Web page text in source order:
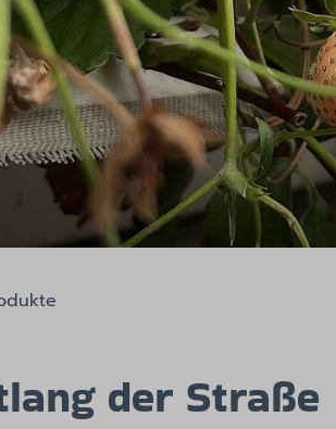
der Straße